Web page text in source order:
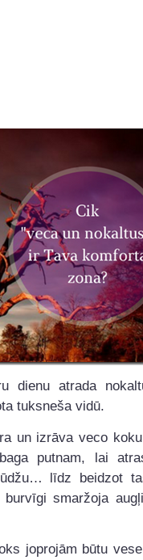
dienu atrada
tuksneša vidū.
un izrāva veco
putnam, lai
līdz beidzot
smaržoja
joprojām būtu